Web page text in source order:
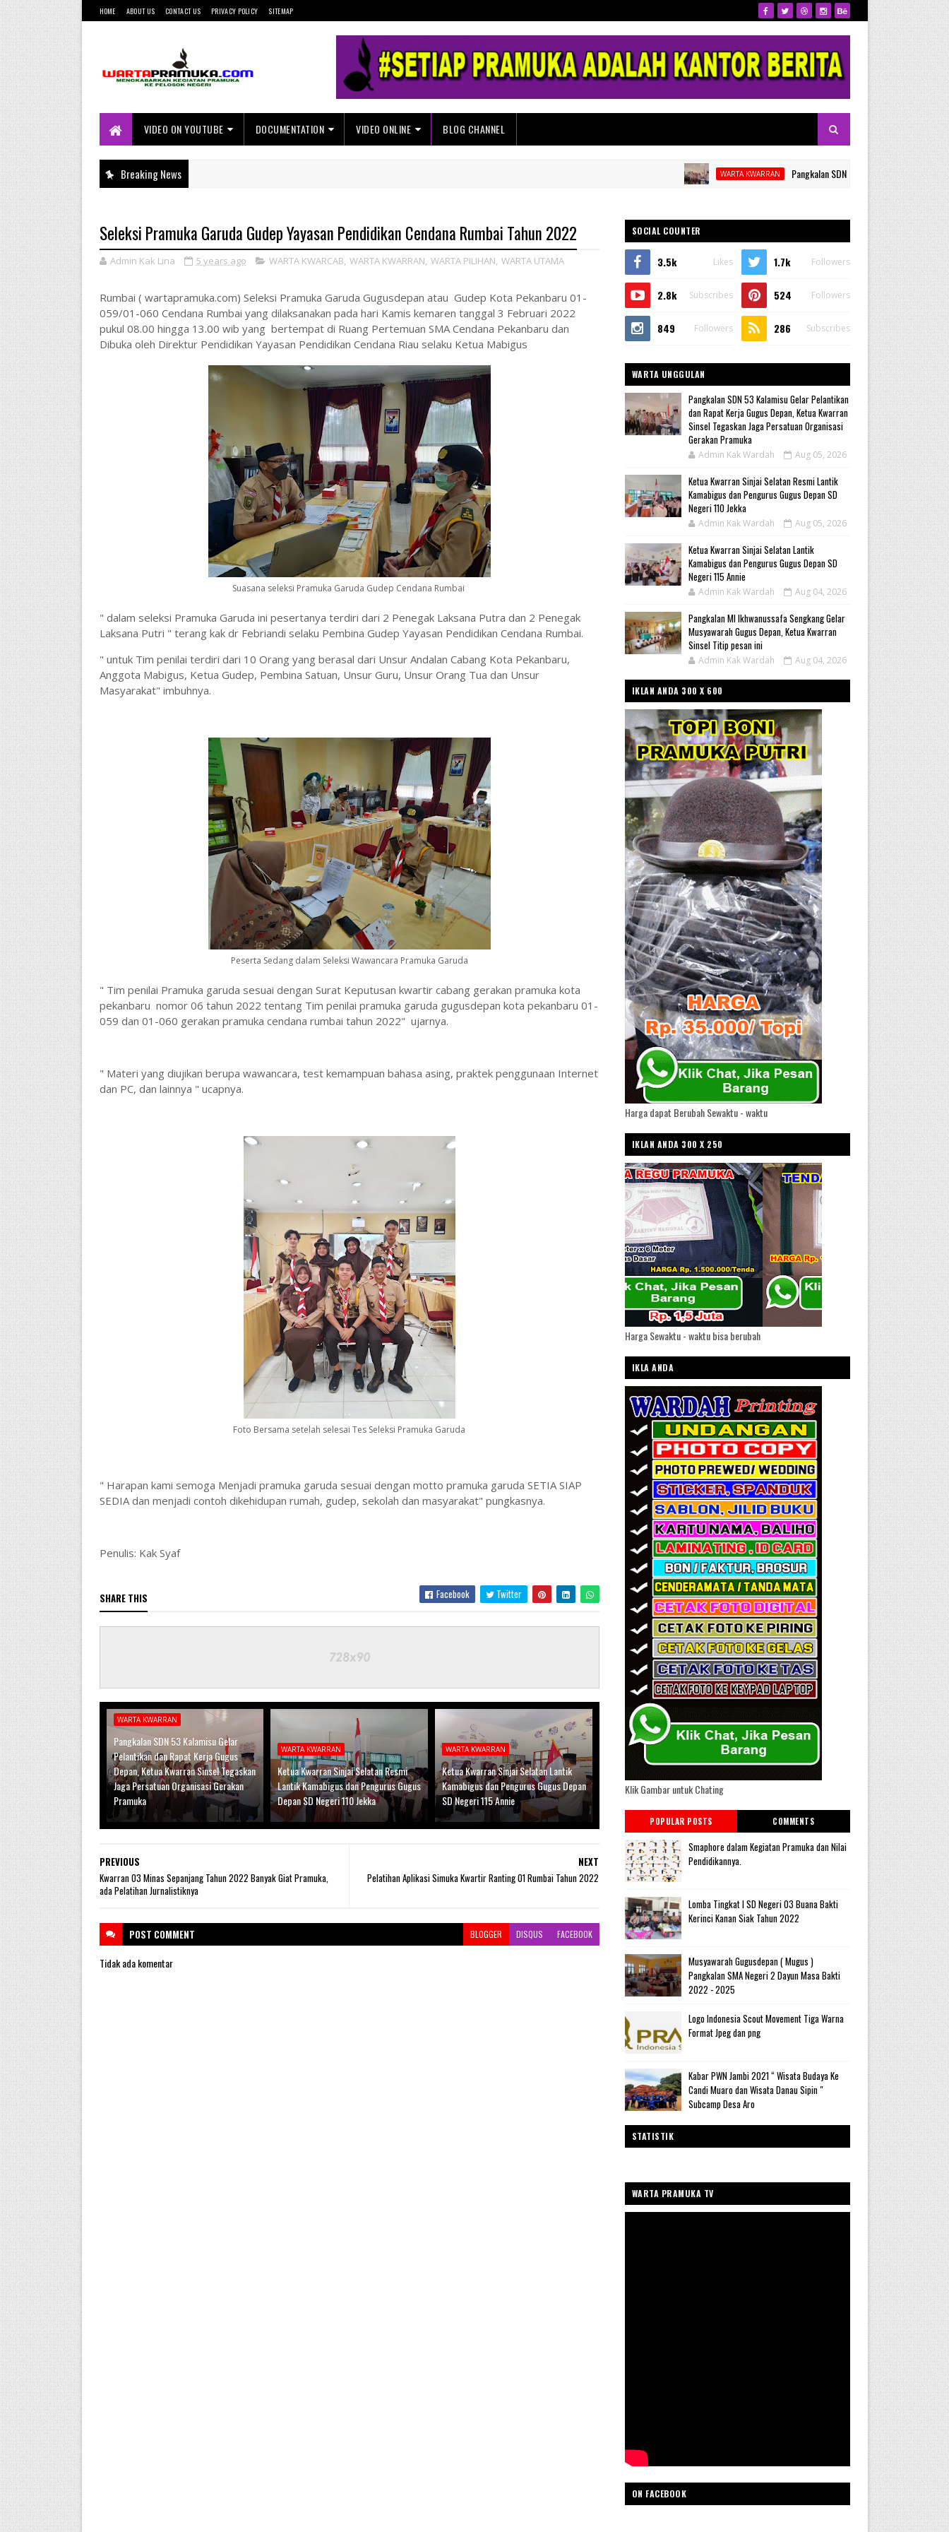
HOME ABOUT US CONTACT US PRIVACY POLICY SITEMAP
Pelosok Negeri
VIDEO ON YOUTUBE
DOCUMENTATION VIDEO ONLINE BLOG CHANNEL
Breaking News WARTA KWARRAN Pangkalan SDN 53 Kalamisu Gelar Pelantikan dan
Seleksi Pramuka Garuda Gudep Yayasan Pendidikan Cendana Rumbai Tahun 2022
Admin Kak Lina 5 years ago WARTA KWARCAB, WARTA KWARRAN, WARTA PILIHAN, WARTA UTAMA
Rumbai ( wartapramuka.com) Seleksi Pramuka Garuda Gugusdepan atau Gudep Kota Pekanbaru 01-
059/01-060 Cendana Rumbai yang dilaksanakan pada hari Kamis kemaren tanggal 3 Februari 2022
pukul 08.00 hingga 13.00 wib yang bertempat di Ruang Pertemuan SMA Cendana Pekanbaru dan
Dibuka oleh Direktur Pendidikan Yayasan Pendidikan Cendana Riau selaku Ketua Mabigus
Suasana seleksi Pramuka Garuda Gudep Cendana Rumbai
" dalam seleksi Pramuka Garuda ini pesertanya terdiri dari 2 Penegak Laksana Putra dan 2 Penegak
Laksana Putri " terang kak dr Febriandi selaku Pembina Gudep Yayasan Pendidikan Cendana Rumbai.
" untuk Tim penilai terdiri dari 10 Orang yang berasal dari Unsur Andalan Cabang Kota Pekanbaru,
Anggota Mabigus, Ketua Gudep, Pembina Satuan, Unsur Guru, Unsur Orang Tua dan Unsur
Masyarakat" imbuhnya.
Peserta Sedang dalam Seleksi Wawancara Pramuka Garuda
" Tim penilai Pramuka garuda sesuai dengan Surat Keputusan kwartir cabang gerakan pramuka kota
pekanbaru nomor 06 tahun 2022 tentang Tim penilai pramuka garuda gugusdepan kota pekanbaru 01-
059 dan 01-060 gerakan pramuka cendana rumbai tahun 2022" ujarnya.
" Materi yang diujikan berupa wawancara, test kemampuan bahasa asing, praktek penggunaan Internet
dan PC, dan lainnya " ucapnya.
Foto Bersama setelah selesai Tes Seleksi Pramuka Garuda
" Harapan kami semoga Menjadi pramuka garuda sesuai dengan motto pramuka garuda SETIA SIAP
SEDIA dan menjadi contoh dikehidupan rumah, gudep, sekolah dan masyarakat" pungkasnya.
Penulis: Kak Syaf
SHARE THIS Facebook Twitter
WARTA KWARRAN
Pangkalan SDN 53 Kalamisu Gelar
Pelantikan dan Rapat Kerja Gugus
Depan, Ketua Kwarran Sinsel Tegaskan
Jaga Persatuan Organisasi Gerakan
Pramuka
WARTA KWARRAN
Ketua Kwarran Sinjai Selatan Resmi
Lantik Kamabigus dan Pengurus Gugus
Depan SD Negeri 110 Jekka
WARTA KWARRAN
Ketua Kwarran Sinjai Selatan Lantik
Kamabigus dan Pengurus Gugus Depan
SD Negeri 115 Annie
NEXT
Pelatihan Aplikasi Simuka Kwartir Ranting 01 Rumbai Tahun 2022
PREVIOUS
Kwarran 03 Minas Sepanjang Tahun 2022 Banyak Giat Pramuka,
ada Pelatihan Jurnalistiknya
POST COMMENT BLOGGER DISQUS FACEBOOK
Tidak ada komentar
SOCIAL COUNTER
3.5k Likes 1.7k Followers
2.8k Subscribes 524 Followers
849 Followers 286 Subscribes
WARTA UNGGULAN
Pangkalan SDN 53 Kalamisu Gelar Pelantikan
dan Rapat Kerja Gugus Depan, Ketua Kwarran
Sinsel Tegaskan Jaga Persatuan Organisasi
Gerakan Pramuka
Admin Kak Wardah Aug 05, 2026
Ketua Kwarran Sinjai Selatan Resmi Lantik
Kamabigus dan Pengurus Gugus Depan SD
Negeri 110 Jekka
Admin Kak Wardah Aug 05, 2026
Ketua Kwarran Sinjai Selatan Lantik
Kamabigus dan Pengurus Gugus Depan SD
Negeri 115 Annie
Admin Kak Wardah Aug 04, 2026
Pangkalan MI Ikhwanussafa Sengkang Gelar
Musyawarah Gugus Depan, Ketua Kwarran
Sinsel Titip pesan ini
Admin Kak Wardah Aug 04, 2026
IKLAN ANDA 300 X 600
Harga dapat Berubah Sewaktu - waktu
IKLAN ANDA 300 X 250
Harga Sewaktu - waktu bisa berubah
IKLA ANDA
Klik Gambar untuk Chating
POPULAR POSTS COMMENTS
Smaphore dalam Kegiatan Pramuka dan Nilai
Pendidikannya.
Lomba Tingkat I SD Negeri 03 Buana Bakti
Kerinci Kanan Siak Tahun 2022
Musyawarah Gugusdepan ( Mugus )
Pangkalan SMA Negeri 2 Dayun Masa Bakti
2022 - 2025
Logo Indonesia Scout Movement Tiga Warna
Format Jpeg dan png
Kabar PWN Jambi 2021 “ Wisata Budaya Ke
Candi Muaro dan Wisata Danau Sipin "
Subcamp Desa Aro
STATISTIK
WARTA PRAMUKA TV
ON FACEBOOK